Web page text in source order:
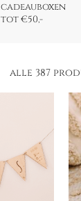
cadeauboxen
tot €50,-
alle 387